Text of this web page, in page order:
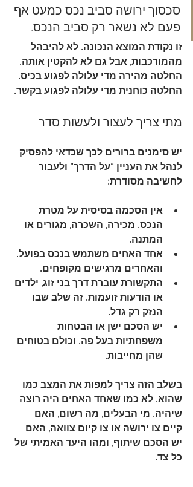
סכסוך ירושה סביב נכס כמעט אף
פעם לא נשאר רק סביב הנכס.
זו נקודת המוצא הנכונה. לא להיבהל
מהמורכבות, אבל גם לא להקטין אותה.
החלטה מהירה מדי עלולה לפגוע בכיס.
החלטה כוחנית מדי עלולה לפגוע בקשר.
מתי צריך לעצור ולעשות סדר
יש סימנים ברורים לכך שכדאי להפסיק
לנהל את העניין “על הדרך” ולעבור
לחשיבה מסודרת:
אין הסכמה בסיסית על מטרת
הנכס. מכירה, השכרה, מגורים או
המתנה.
אחד האחים משתמש בנכס בפועל.
והאחרים מרגישים מקופחים.
התקשורת עוברת דרך בני זוג, ילדים
או הודעות זועמות. זה שלב שבו
הנזק רק גדל.
יש הסכם ישן או הבטחות
משפחתיות בעל פה. וכולם בטוחים
שהן מחייבות.
בשלב הזה צריך למפות את המצב כמו
שהוא. לא כמו שאחד האחים היה רוצה
שיהיה. מי הבעלים, מה רשום, האם
קיים צו ירושה או צו קיום צוואה, האם
יש הסכם שיתוף, ומהו היעד האמיתי של
כל צד.